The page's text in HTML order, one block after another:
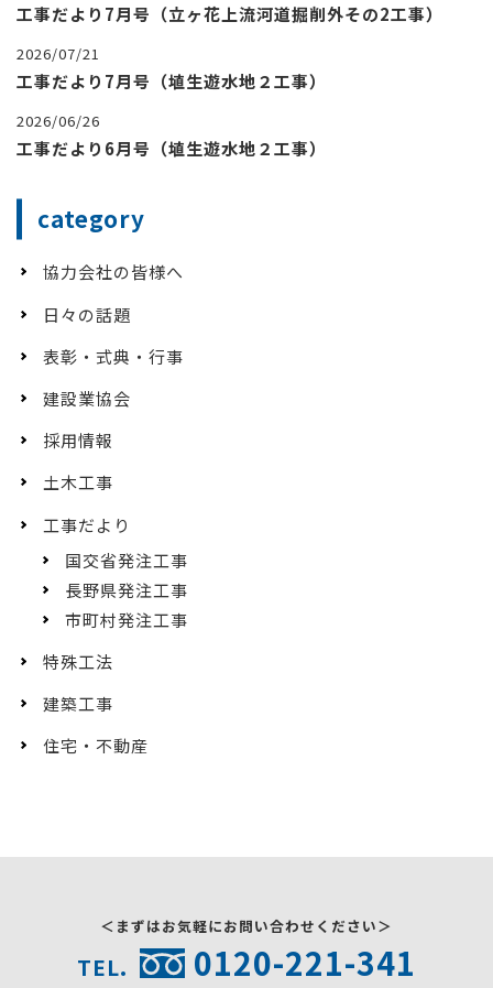
工事だより7月号（立ヶ花上流河道掘削外その2工事）
2026/07/21
工事だより7月号（埴生遊水地２工事）
2026/06/26
工事だより6月号（埴生遊水地２工事）
category
協力会社の皆様へ
日々の話題
表彰・式典・行事
建設業協会
採用情報
土木工事
工事だより
国交省発注工事
長野県発注工事
市町村発注工事
特殊工法
建築工事
住宅・不動産
＜まずはお気軽にお問い合わせください＞
TEL. 0120-221-341